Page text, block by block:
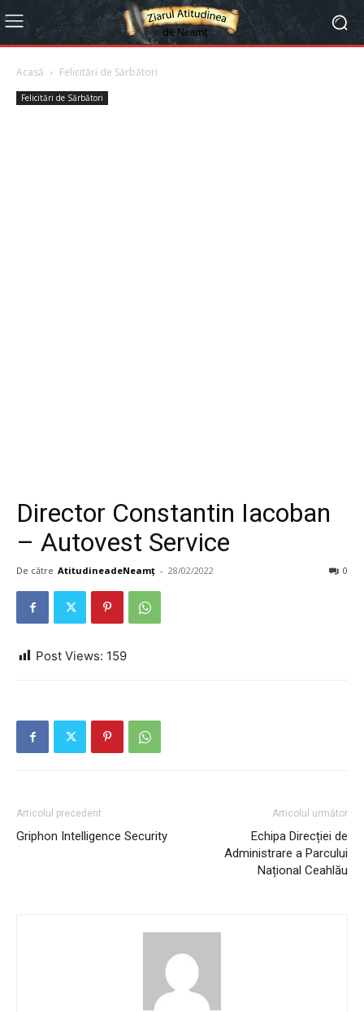
Acasă Felicitări de Sărbători
Felicitări de Sărbători
Director Constantin Iacoban
– Autovest Service
De către AtitudineadeNeamț - 28/02/2022 0
Post Views: 159
Articolul precedent
Griphon Intelligence Security
Articolul următor
Echipa Direcției de
Administrare a Parcului
Național Ceahlău